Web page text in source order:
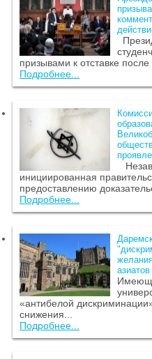
призывами к отставке после
Подробнее...
инициированная
предоставлению
Подробнее...
азиатов
«антибелой
снижения...
Подробнее...